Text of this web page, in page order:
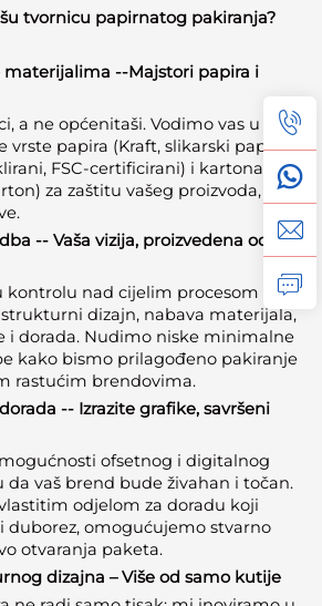
tvornicu papirnatog pakiranja?
materijalima --Majstori papira i
a ne općenitaši. Vodimo vas u
vrste papira (Kraft, slikarski papir,
FSC-certificirani) i kartona (E-
za zaštitu vašeg proizvoda,
-- Vaša vizija, proizvedena od
nad cijelim procesom pod
dizajn, nabava materijala,
i dorada. Nudimo niske minimalne
kako bismo prilagođeno pakiranje
rastućim brendovima.
-- Izrazite grafike, savršeni
ofsetnog i digitalnog
da vaš brend bude živahan i točan.
odjelom za doradu koji
duborez, omogućujemo stvarno
otvaranja paketa.
dizajna – Više od samo kutije